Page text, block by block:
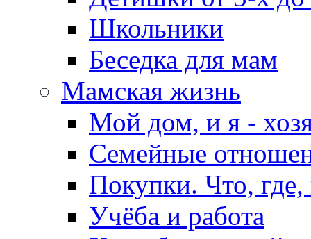
Школьники
Беседка для мам
Мамская жизнь
Мой дом, и я -
Семейные
Покупки. Что, где,
Учёба и работа